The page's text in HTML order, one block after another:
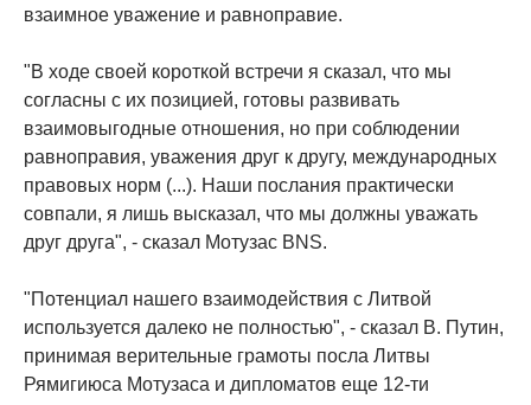
взаимное уважение и равноправие.
"В ходе своей короткой встречи я сказал, что мы
согласны с их позицией, готовы развивать
взаимовыгодные отношения, но при соблюдении
равноправия, уважения друг к другу, международных
правовых норм (...). Наши послания практически
совпали, я лишь высказал, что мы должны уважать
друг друга", - сказал Мотузас BNS.
"Потенциал нашего взаимодействия с Литвой
используется далеко не полностью", - сказал В. Путин,
принимая верительные грамоты посла Литвы
Рямигиюса Мотузаса и дипломатов еще 12-ти